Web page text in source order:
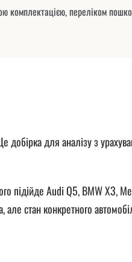
комплектацією, переліком
добірка для аналізу з
підійде Audi Q5, BMW X3,
стан конкретного